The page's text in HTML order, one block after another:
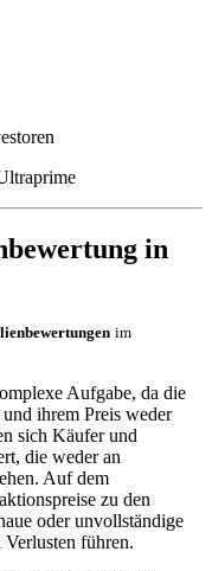
in
im
Aufgabe, da die
ihrem Preis weder
sich Käufer und
die weder an
Auf dem
zu den
oder unvollständige
führen.